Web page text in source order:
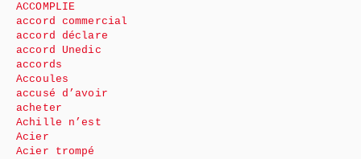
ACCOMPLIE
accord commercial
accord déclare
accord Unedic
accords
Accoules
accusé d’avoir
acheter
Achille n’est
Acier
Acier trompé